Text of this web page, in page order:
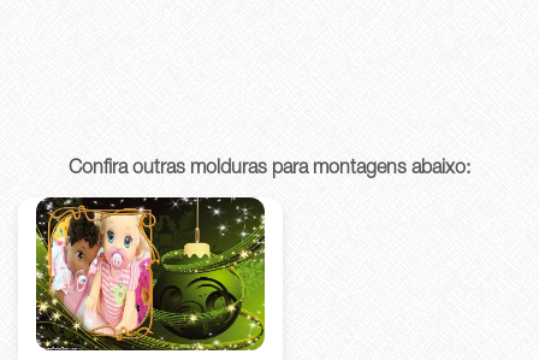
Confira outras molduras para montagens abaixo: